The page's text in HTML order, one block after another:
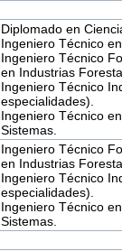
Diplomado en
Ingeniero Técnico
Ingeniero Técnico
en Industrias
Ingeniero Técnico
especialidades).
Ingeniero Técnico
Sistemas.
Ingeniero Técnico
en Industrias
Ingeniero Técnico
especialidades).
Ingeniero Técnico
Sistemas.